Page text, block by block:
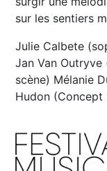
sur les sentiers
Julie Calbete
Jan Van
scène) Mélanie
Hudon (Concept